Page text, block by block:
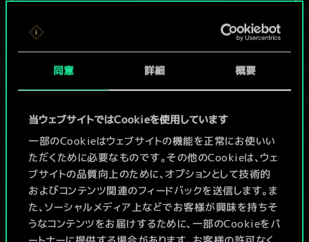
同意 詳細 概要
当ウェブサイトではCookieを使用しています
一部のCookieはウェブサイトの機能を正常にお使いい
ただくために必要なものです。その他のCookieは、ウェ
ブサイトの品質向上のために、オプションとして技術的
およびコンテンツ関連のフィードバックを送信します。ま
た、ソーシャルメディア上などでお客様が興味を持ちそ
うなコンテンツをお届けするために、一部のCookieをパ
現在はまだこれし
か共有デッキがあ
りませんが、
続々追加中！
デッキ名入力＆ガイドを作成
デッキを編集